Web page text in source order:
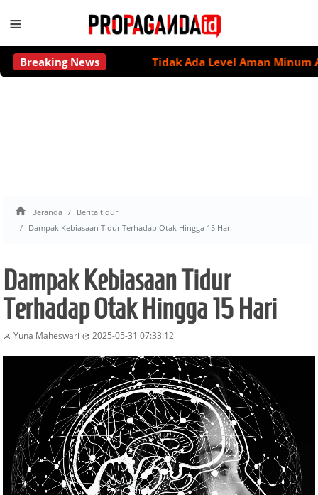
≡
Breaking News Tidak Ada Level Aman Minum
 Beranda
Berita tidur
Dampak Kebiasaan Tidur Terhadap Otak Hingga 15 Hari
Dampak Kebiasaan Tidur
Terhadap Otak Hingga 15 Hari
 Yuna Maheswari  2025-05-31 07:33:12